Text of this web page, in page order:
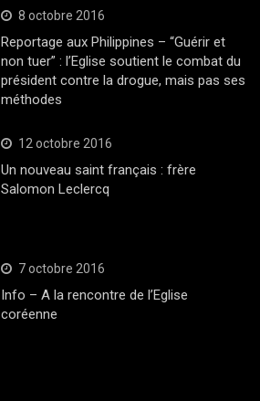
8 octobre 2016
Reportage aux Philippines – “Guérir et
non tuer” : l’Eglise soutient le combat du
président contre la drogue, mais pas ses
méthodes
12 octobre 2016
Un nouveau saint français : frère
Salomon Leclercq
7 octobre 2016
Info – A la rencontre de l’Eglise
coréenne